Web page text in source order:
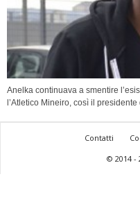
Anelka continuava a smentire
l’Atletico Mineiro, così il
Contatti
© 2014 -